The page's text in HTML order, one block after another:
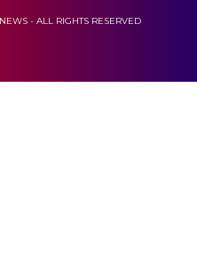
- ALL RIGHTS RESERVED